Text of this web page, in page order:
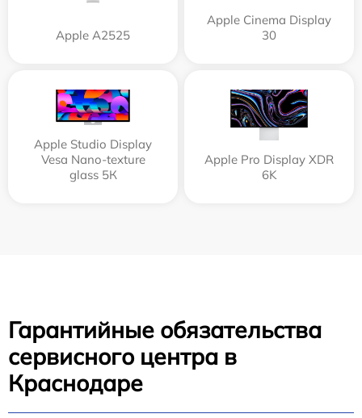
Apple А2525
Apple Cinema Display
30
Apple Studio Display
Vesa Nano-texture
glass 5К
Apple Pro Display XDR
6K
Гарантийные обязательства
сервисного центра в
Краснодаре